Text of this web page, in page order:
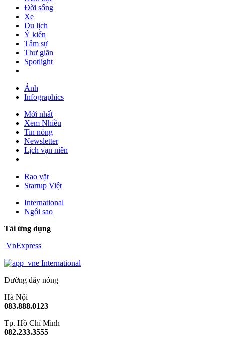
Đời sống
Xe
Du lịch
Ý kiến
Tâm sự
Thư giãn
Spotlight
Ảnh
Infographics
Mới nhất
Xem Nhiều
Tin nóng
Newsletter
Lịch vạn niên
Rao vặt
Startup Việt
International
Ngôi sao
Tải ứng dụng
VnExpress
International
Đường dây nóng
Hà Nội
083.888.0123
Tp. Hồ Chí Minh
082.233.3555